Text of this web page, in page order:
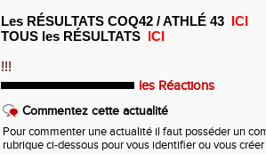
Les RÉSULTATS COQ42 / ATHLÉ 43 ICI
TOUS les RÉSULTATS ICI
!!!
les Réactions
Commentez cette actualité
Pour commenter une actualité il faut posséder un
rubrique ci-dessous pour vous identifier ou vous